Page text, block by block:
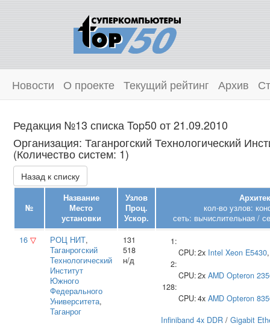
Новости О проекте Текущий рейтинг Архив
Редакция №13 списка Top50 от 21.09.2010
Организация: Таганрогский Технологический
(Количество систем: 1)
Назад к списку
№
Название
Место
установки
Узлов
Проц.
Ускор.
кол-во узлов:
сеть: вычислительная /
16 ▽ РОЦ НИТ,
Таганрогский
Технологический
Институт
Южного
Федерального
Университета,
Таганрог
131
518
н/д
1:
CPU:2x Intel Xeon E5430
2:
CPU:2x AMD Opteron
128:
CPU:4x AMD Opteron
Infiniband 4x DDR / Gigabit